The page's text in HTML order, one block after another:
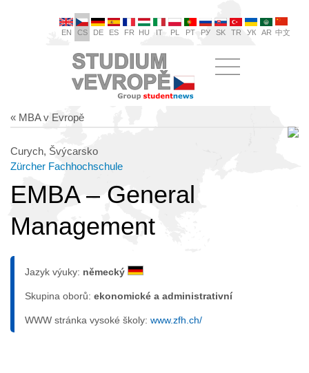
EN CS DE ES FR HU IT PL PT РУ SK TR УК AR 中文
« MBA v Evropě
Curych, Švýcarsko
Zürcher Fachhochschule
EMBA – General
Management
Jazyk výuky: německý
Skupina oborů: ekonomické a administrativní
WWW stránka vysoké školy: www.zfh.ch/